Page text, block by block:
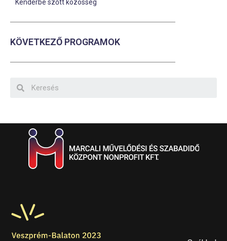
Kenderbe szőtt közösség
KÖVETKEZŐ PROGRAMOK